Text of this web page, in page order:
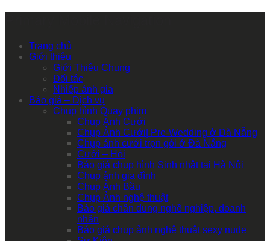
Trang chủ
Giới thiệu
Giới Thiệu Chung
Đối tác
Nhiếp ảnh gia
Báo giá – Dịch vụ
Chụp hình Quay phim
Chụp Ảnh Cưới
Chụp Ảnh Cưới| Pre-Wedding ở Đà Nẵng
Chụp ảnh cưới trọn gói ở Đà Nẵng
Cưới – Hỏi
Báo giá chụp hình Sinh nhật tại Hà Nội
Chụp ảnh gia đình
Chụp Ảnh Bầu
Chụp Ảnh nghệ thuật
Báo giá chân dung nghề nghiệp, doanh
nhân
Báo giá chụp ảnh nghệ thuật sexy nude